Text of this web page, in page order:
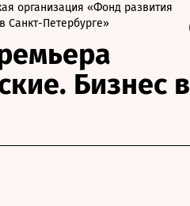
организация «Фонд развития
Санкт-Петербурге»
Бизнес в